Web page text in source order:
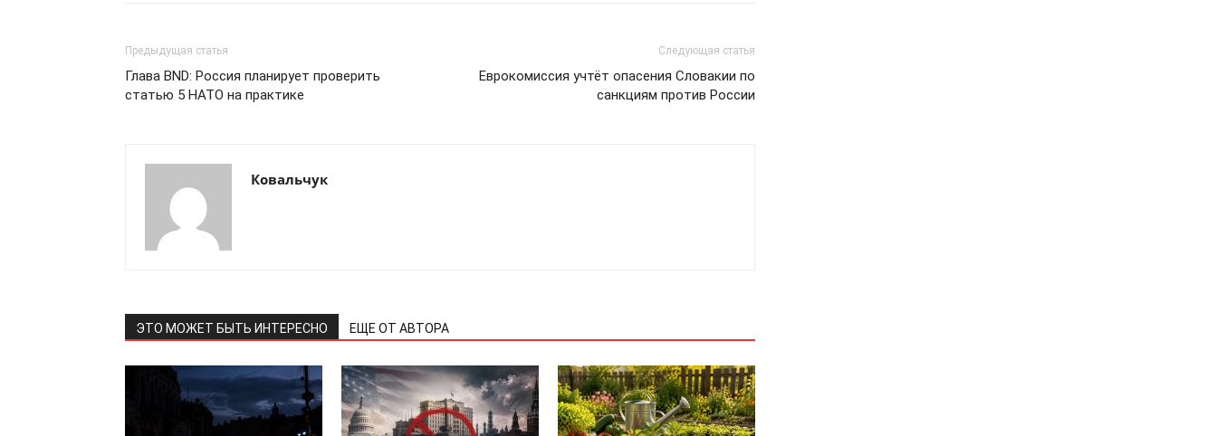
Предыдущая статья
Глава BND: Россия планирует проверить
статью 5 НАТО на практике
Следующая статья
Еврокомиссия учтёт опасения Словакии по
санкциям против России
Ковальчук
ЭТО МОЖЕТ БЫТЬ ИНТЕРЕСНО ЕЩЕ ОТ АВТОРА